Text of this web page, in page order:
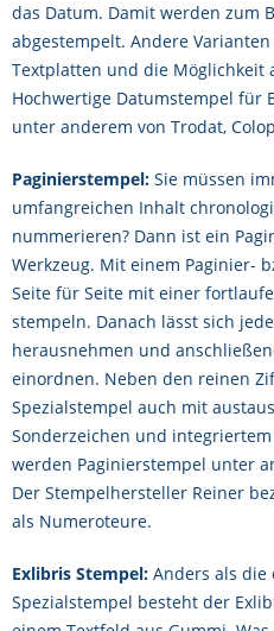
das Datum. Damit werden zum
abgestempelt. Andere
Textplatten und die Möglichkeit
Hochwertige Datumstempel für
unter anderem von Trodat,
Paginierstempel: Sie müssen
umfangreichen Inhalt
nummerieren? Dann ist ein
Werkzeug. Mit einem Paginier-
Seite für Seite mit einer
stempeln. Danach lässt sich
herausnehmen und
einordnen. Neben den reinen
Spezialstempel auch mit
Sonderzeichen und
werden Paginierstempel unter
Der Stempelhersteller Reiner
als Numeroteure.
Exlibris Stempel: Anders als die
Spezialstempel besteht der